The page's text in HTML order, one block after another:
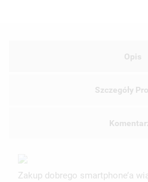
Opis
Szczegóły
Zakup dobrego smartphone’a